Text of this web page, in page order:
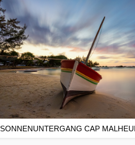
SONNENUNTERGANG CAP